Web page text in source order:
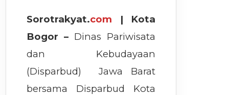
Sorotrakyat.com | Kota
Bogor – Dinas Pariwisata
dan Kebudayaan
(Disparbud) Jawa Barat
bersama Disparbud Kota